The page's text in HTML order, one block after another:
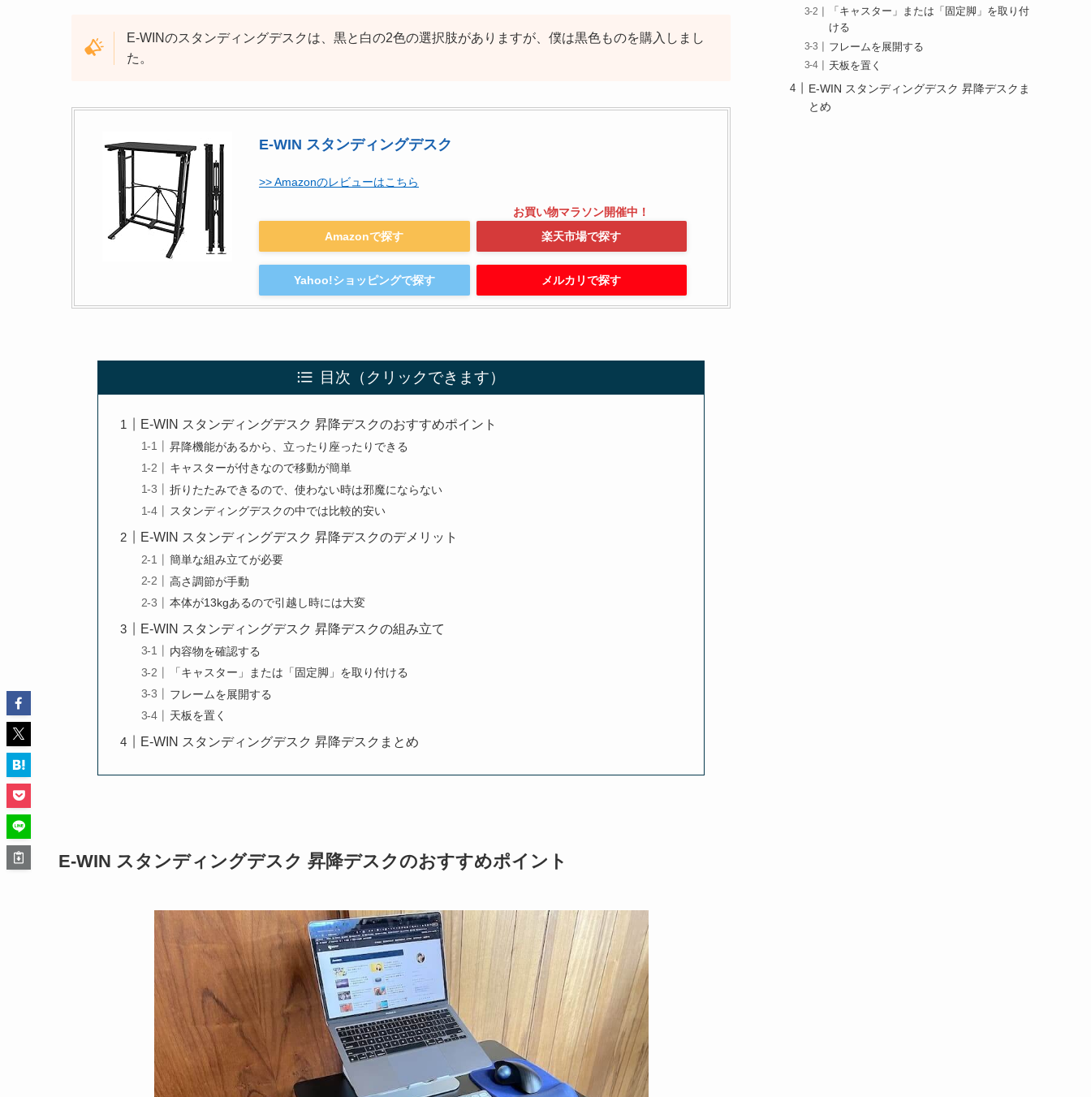
E-WINのスタンディングデスクは、黒と白の2色の選択肢がありますが、僕は黒色ものを購入しまし
た。
E-WIN スタンディングデスク
>> Amazonのレビューはこちら
Amazonで探す 楽天市場で探す
Yahoo!ショッピングで探す メルカリで探す
目次
E-WIN スタンディングデスク 昇降デスクのおすすめポイント
昇降機能があるから、立ったり座ったりできる
キャスターが付きなので移動が簡単
折りたたみできるので、使わない時は邪魔にならない
スタンディングデスクの中では比較的安い
E-WIN スタンディングデスク 昇降デスクのデメリット
簡単な組み立てが必要
高さ調節が手動
本体が13kgあるので引越し時には大変
E-WIN スタンディングデスク 昇降デスクの組み立て
内容物を確認する
「キャスター」または「固定脚」を取り付ける
フレームを展開する
天板を置く
E-WIN スタンディングデスク 昇降デスクまとめ
E-WIN スタンディングデスク 昇降デスクのおすすめポイント
「キャスター」または「固定脚」を取り付
ける
フレームを展開する
天板を置く
E-WIN スタンディングデスク 昇降デスクま
とめ